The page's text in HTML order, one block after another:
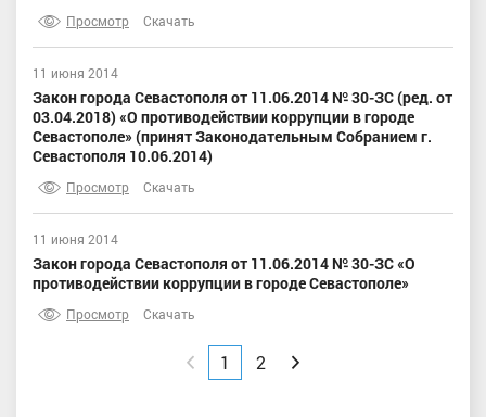
Просмотр Скачать
11 июня 2014
Закон города Севастополя от 11.06.2014 № 30-ЗС (ред. от
03.04.2018) «О противодействии коррупции в городе
Севастополе» (принят Законодательным Собранием г.
Севастополя 10.06.2014)
Просмотр Скачать
11 июня 2014
Закон города Севастополя от 11.06.2014 № 30-ЗС «О
противодействии коррупции в городе Севастополе»
Просмотр Скачать
1 2 Вперед